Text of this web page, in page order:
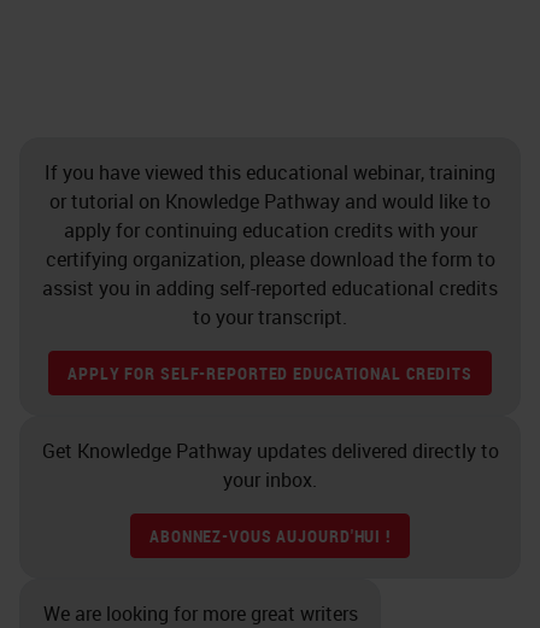
If you have viewed this educational webinar, training
or tutorial on Knowledge Pathway and would like to
apply for continuing education credits with your
certifying organization, please download the form to
assist you in adding self-reported educational credits
to your transcript.
APPLY FOR SELF-REPORTED EDUCATIONAL CREDITS
Get Knowledge Pathway updates delivered directly to
your inbox.
ABONNEZ-VOUS AUJOURD'HUI !
We are looking for more great writers